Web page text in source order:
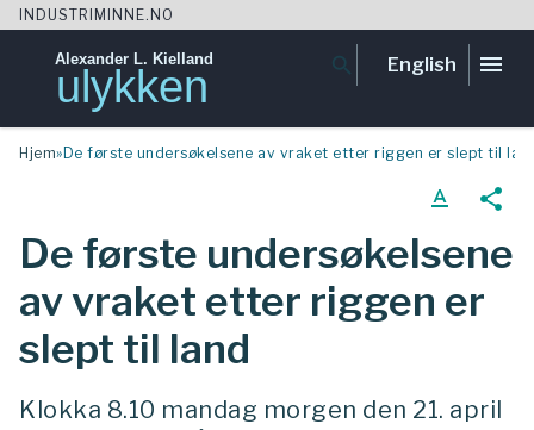
Skip
menu
INDUSTRIMINNE.NO
Alexander L. Kielland
ulykken search English
Hjem» De første undersøkelsene av vraket etter riggen er slept til
De første undersøkelsene
av vraket etter riggen er
slept til land
text_format share
Klokka 8.10 mandag morgen den 21. april